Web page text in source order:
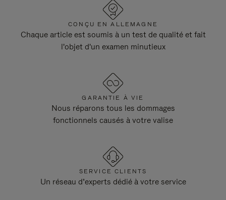
CONÇU EN ALLEMAGNE
Chaque article est soumis à un test de qualité et fait
l'objet d'un examen minutieux
GARANTIE À VIE
Nous réparons tous les dommages
fonctionnels causés à votre valise
SERVICE CLIENTS
Un réseau d’experts dédié à votre service